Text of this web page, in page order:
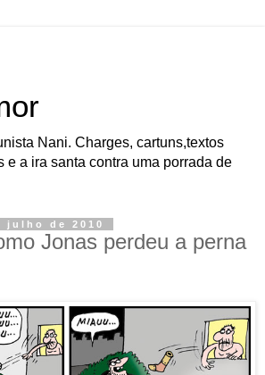
Nani. Charges, cartuns,textos
e a ira santa contra uma porrada de
de 2010
Jonas perdeu a perna